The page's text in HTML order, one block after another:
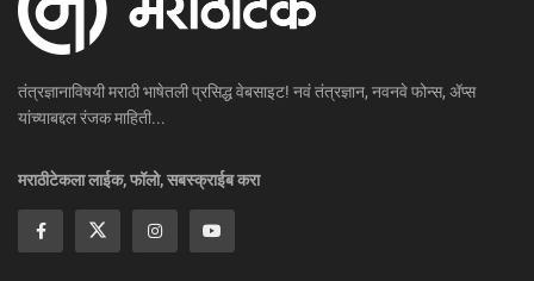
तंत्रज्ञानाविषयी मराठी भाषेतली प्रसिद्ध वेबसाइट! नवं तंत्रज्ञान, नवनवे फोन्स, ॲप्स
यांच्याबद्दल रंजक माहिती...
मराठीटेकला लाईक, फॉलो, सबस्क्राईब करा